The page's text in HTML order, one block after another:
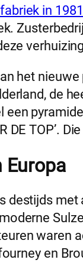
in 1981
het
de
een
DE TOP’.
Europa
destijds
waren
en